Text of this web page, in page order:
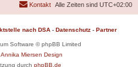
Alle Zeiten sind UTC+02:00
Kontakt
nach DSA - Datenschutz - Partner
Software © phpBB Limited
Annika Miersen Design
durch phpBB.de